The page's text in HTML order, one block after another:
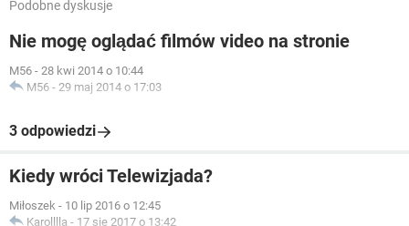
Podobne dyskusje
Nie mogę oglądać filmów video na stronie
M56 - 28 kwi 2014 o 10:44
M56 - 29 maj 2014 o 17:03
3 odpowiedzi
Kiedy wróci Telewizjada?
Miłoszek - 10 lip 2016 o 12:45
Karolllla - 17 sie 2017 o 13:42